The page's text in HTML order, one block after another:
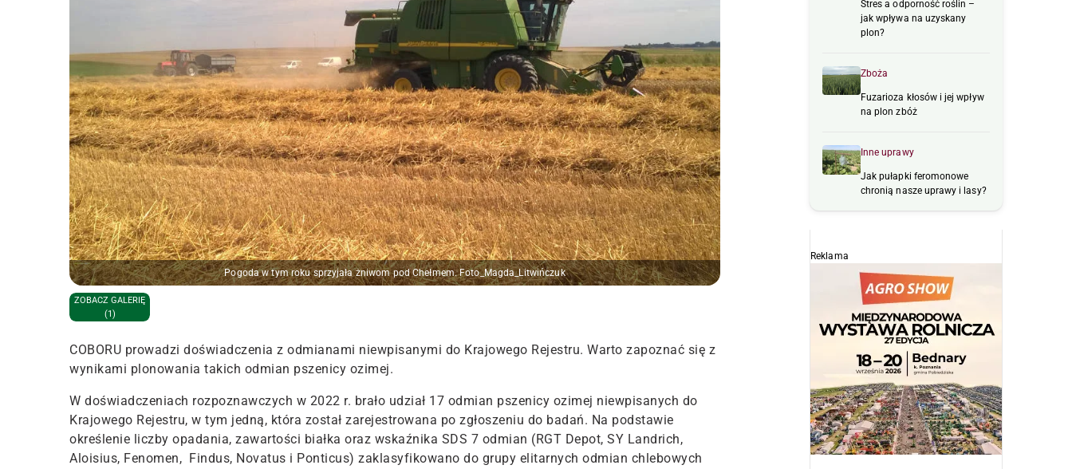
Pogoda w tym roku sprzyjała żniwom pod Chełmem. Foto_Magda_Litwińczuk
ZOBACZ GALERIĘ
(1)
COBORU prowadzi doświadczenia z odmianami niewpisanymi do Krajowego Rejestru. Warto zapoznać się z
wynikami plonowania takich odmian pszenicy ozimej.
W doświadczeniach rozpoznawczych w 2022 r. brało udział 17 odmian pszenicy ozimej niewpisanych do
Krajowego Rejestru, w tym jedną, która został zarejestrowana po zgłoszeniu do badań. Na podstawie
określenie liczby opadania, zawartości białka oraz wskaźnika SDS 7 odmian (RGT Depot, SY Landrich,
Aloisius, Fenomen, Findus, Novatus i Ponticus) zaklasyfikowano do grupy elitarnych odmian chlebowych
Stres a odporność roślin –
jak wpływa na uzyskany
plon?
Zboża
Fuzarioza kłosów i jej wpływ
na plon zbóż
Inne uprawy
Jak pułapki feromonowe
chronią nasze uprawy i lasy?
Reklama